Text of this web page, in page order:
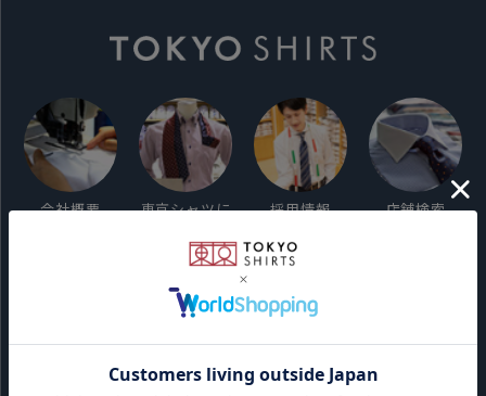
会社概要
東京シャツに
採用情報 店舗検索
ご利用ガイド
サイト利用規約